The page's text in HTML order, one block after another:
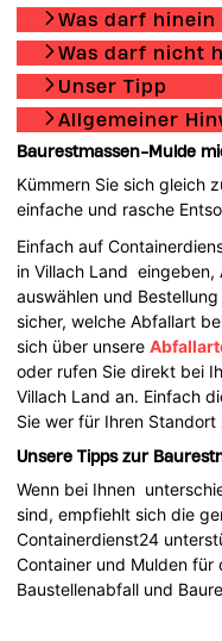
Was darf hinein
Was darf nicht
Unser Tipp
Allgemeiner
Baurestmassen-Mulde
Kümmern Sie sich gleich
einfache und rasche
Einfach auf
in Villach Land eingeben,
auswählen und
sicher, welche Abfallart
sich über unsere
oder rufen Sie direkt bei
Villach Land an. Einfach
Sie wer für Ihren
Unsere Tipps zur
Wenn bei Ihnen
sind, empfiehlt sich die
Containerdienst24
Container und Mulden für
Baustellenabfall und